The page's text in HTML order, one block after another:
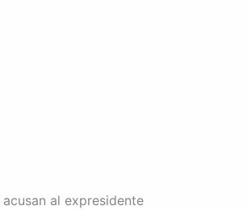
al expresidente